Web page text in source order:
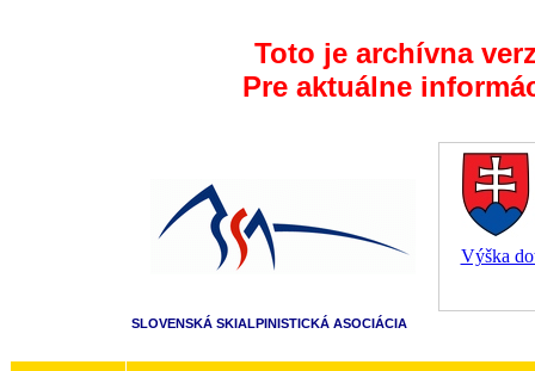
Toto je archívna
Pre aktuálne
Výška
SLOVENSKÁ SKIALPINISTICKÁ ASOCIÁCIA